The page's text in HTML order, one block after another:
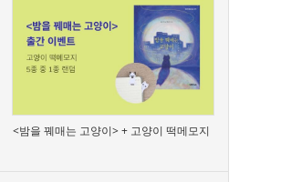
<밤을 꿰매는 고양이> + 고양이 떡메모지